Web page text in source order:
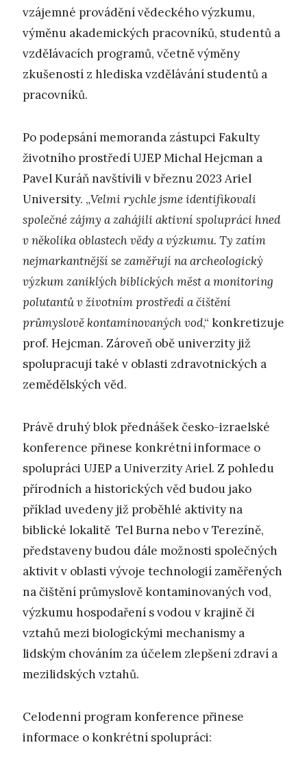
vzájemné provádění vědeckého výzkumu,
výměnu akademických pracovníků, studentů a
vzdělávacích programů, včetně výměny
zkušeností z hlediska vzdělávání studentů a
pracovníků.
Po podepsání memoranda zástupci Fakulty
životního prostředí UJEP Michal Hejcman a
Pavel Kuráň navštívili v březnu 2023 Ariel
University. „Velmi rychle jsme identifikovali
společné zájmy a zahájili aktivní spolupráci hned
v několika oblastech vědy a výzkumu. Ty zatím
nejmarkantnější se zaměřují na archeologický
výzkum zaniklých biblických měst a monitoring
polutantů v životním prostředí a čištění
průmyslově kontaminovaných vod,“ konkretizuje
prof. Hejcman. Zároveň obě univerzity již
spolupracují také v oblasti zdravotnických a
zemědělských věd.
Právě druhý blok přednášek česko-izraelské
konference přinese konkrétní informace o
spolupráci UJEP a Univerzity Ariel. Z pohledu
přírodních a historických věd budou jako
příklad uvedeny již proběhlé aktivity na
biblické lokalitě Tel Burna nebo v Terezíně,
představeny budou dále možnosti společných
aktivit v oblasti vývoje technologií zaměřených
na čištění průmyslově kontaminovaných vod,
výzkumu hospodaření s vodou v krajině či
vztahů mezi biologickými mechanismy a
lidským chováním za účelem zlepšení zdraví a
mezilidských vztahů.
Celodenní program konference přinese
informace o konkrétní spolupráci: